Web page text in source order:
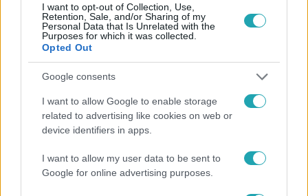
I want to opt-out of Collection, Use,
Retention, Sale, and/or Sharing of my
Personal Data that Is Unrelated with the
Purposes for which it was collected.
Opted Out
Google consents
I want to allow Google to enable storage
related to advertising like cookies on web or
device identifiers in apps.
I want to allow my user data to be sent to
Google for online advertising purposes.
MŰHÓ # TÉL #SPORT # UTAZÁS